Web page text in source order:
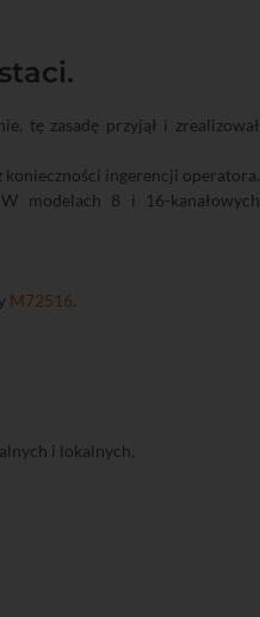
tę zasadę przyjął i zrealizował
konieczności ingerencji operatora.
modelach 8 i 16-kanałowych
M72516.
i lokalnych,